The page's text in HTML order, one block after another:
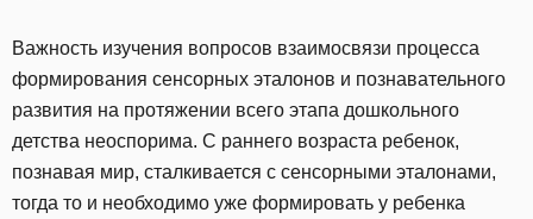
Важность изучения вопросов взаимосвязи процесса
формирования сенсорных эталонов и познавательного
развития на протяжении всего этапа дошкольного
детства неоспорима. С раннего возраста ребенок,
познавая мир, сталкивается с сенсорными эталонами,
тогда то и необходимо уже формировать у ребенка